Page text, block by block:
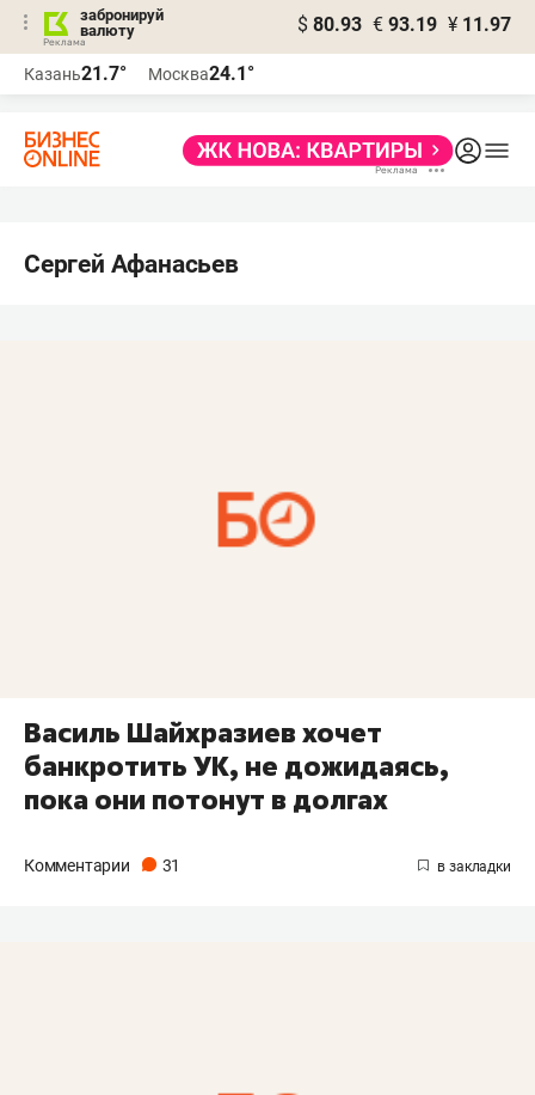
забронируй
валюту
$ 80.93 € 93.19 ¥ 11.97
Казань21.7° Москва24.1°
Сергей Афанасьев
Василь Шайхразиев хочет
банкротить УК, не дожидаясь,
пока они потонут в долгах
Комментарии 31